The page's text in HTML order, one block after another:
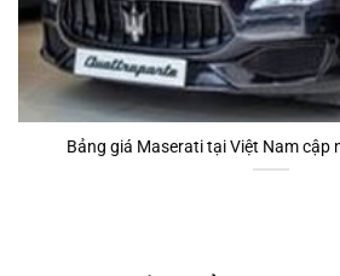
Bảng giá Maserati tại Việt Nam